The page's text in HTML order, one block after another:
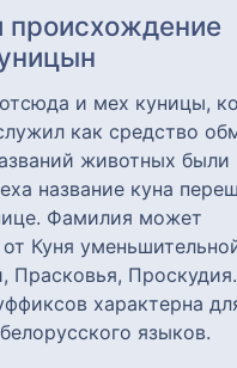
происхождение
и мех куницы,
как средство
животных были
название куна
Фамилия может
Куня
Прасковья,
характерна
языков.